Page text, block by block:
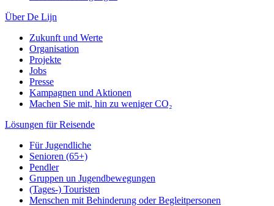
Über De Lijn
Zukunft und Werte
Organisation
Projekte
Jobs
Presse
Kampagnen und Aktionen
Machen Sie mit, hin zu weniger CO₂
Lösungen für Reisende
Für Jugendliche
Senioren (65+)
Pendler
Gruppen un Jugendbewegungen
(Tages-) Touristen
Menschen mit Behinderung oder Begleitpersonen